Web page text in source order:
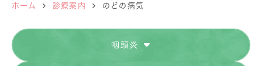
ホーム 診療案内 のどの病気
咽頭炎